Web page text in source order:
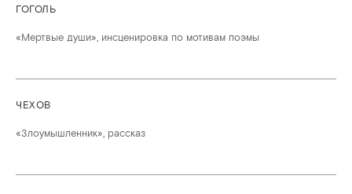
ГОГОЛЬ
«Мертвые души», инсценировка по мотивам поэмы
ЧЕХОВ
«Злоумышленник», рассказ